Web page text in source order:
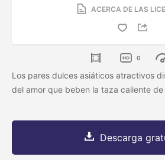
ACERCA DE LAS
0
Los pares dulces asiáticos atractivos
del amor que beben la taza caliente
Descarga